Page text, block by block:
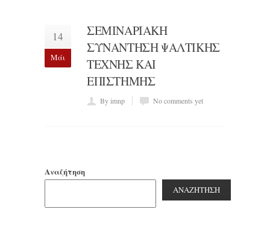
14
Μάι
ΣΕΜΙΝΑΡΙΑΚΗ
ΣΥΝΑΝΤΗΣΗ ΨΑΛΤΙΚΗΣ
ΤΕΧΝΗΣ ΚΑΙ
ΕΠΙΣΤΗΜΗΣ
By imnp No comments yet
Αναζήτηση
ΑΝΑΖΉΤΗΣΗ